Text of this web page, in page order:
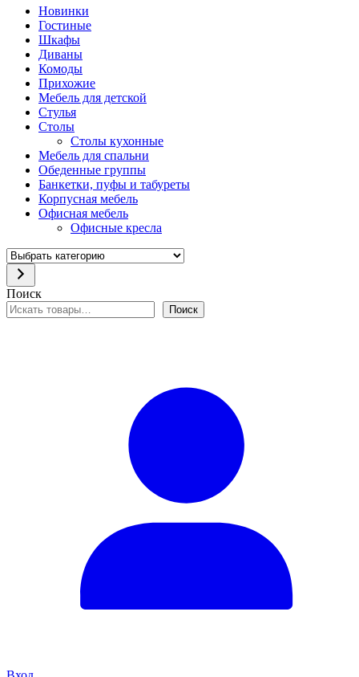
Новинки
Гостиные
Шкафы
Диваны
Комоды
Прихожие
Мебель для детской
Стулья
Столы
Столы кухонные
Мебель для спальни
Обеденные группы
Банкетки, пуфы и табуреты
Корпусная мебель
Офисная мебель
Офисные кресла
Выбрать
категорию
Поиск
Поиск